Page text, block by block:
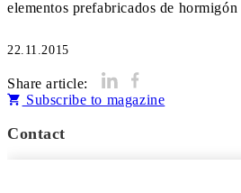
22.11.2015
Share article:
Subscribe to magazine
Contact